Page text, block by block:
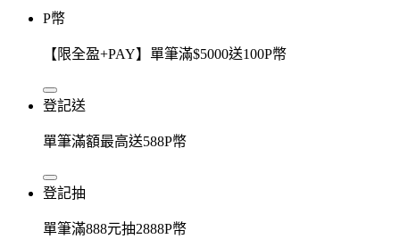
P幣
【限全盈+PAY】單筆滿$5000送100P幣
登記送
單筆滿額最高送588P幣
登記抽
單筆滿888元抽2888P幣